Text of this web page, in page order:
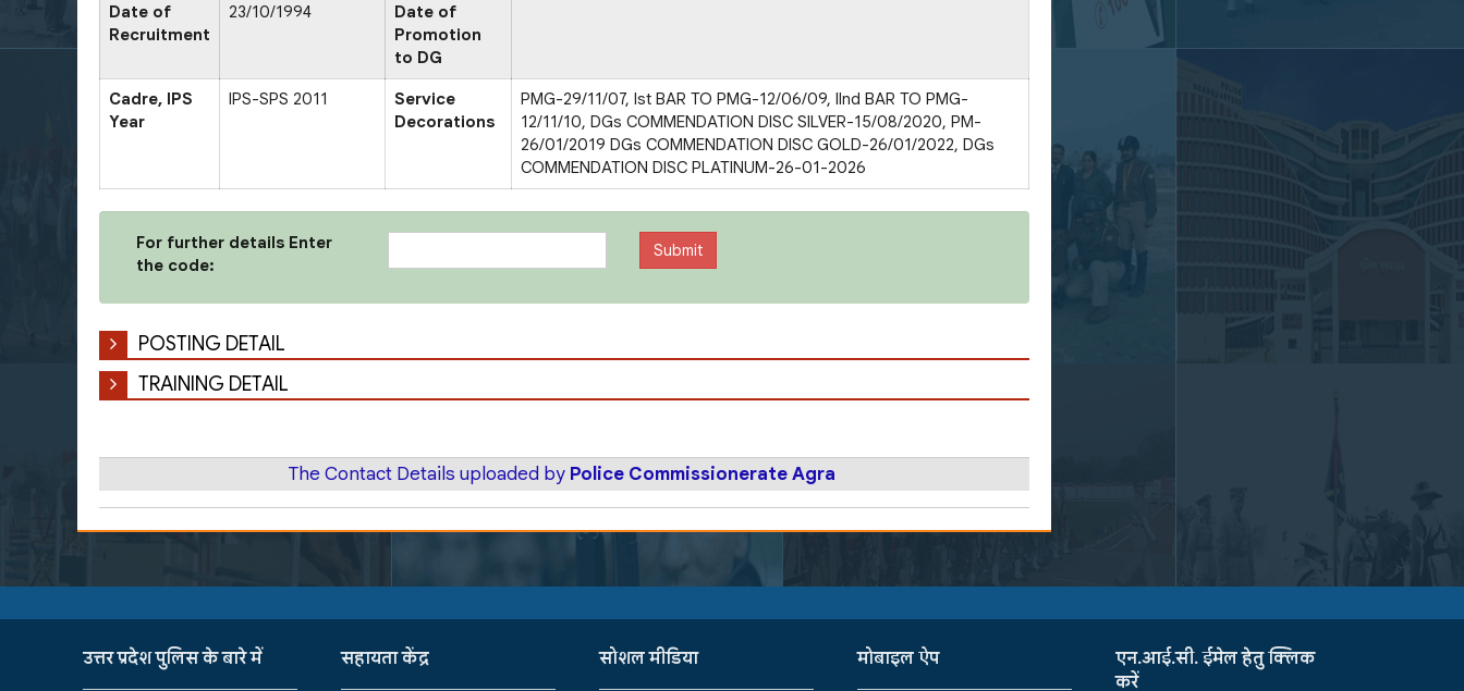
Date of
Recruitment
23/10/1994
Date of
Promotion
to DG
Cadre, IPS
Year
IPS-SPS 2011
Service
Decorations
PMG-29/11/07, Ist BAR TO PMG-12/06/09, IInd BAR TO PMG-
12/11/10, DGs COMMENDATION DISC SILVER-15/08/2020, PM-
26/01/2019 DGs COMMENDATION DISC GOLD-26/01/2022, DGs
COMMENDATION DISC PLATINUM-26-01-2026
For further details Enter
the code:
POSTING DETAIL
TRAINING DETAIL
The Contact Details uploaded by Police Commissionerate Agra
उत्तर प्रदेश पुलिस के बारे में सहायता केंद्र सोशल मीडिया मोबाइल ऐप
एन.आई.सी. ईमेल हेतु क्लिक
करें